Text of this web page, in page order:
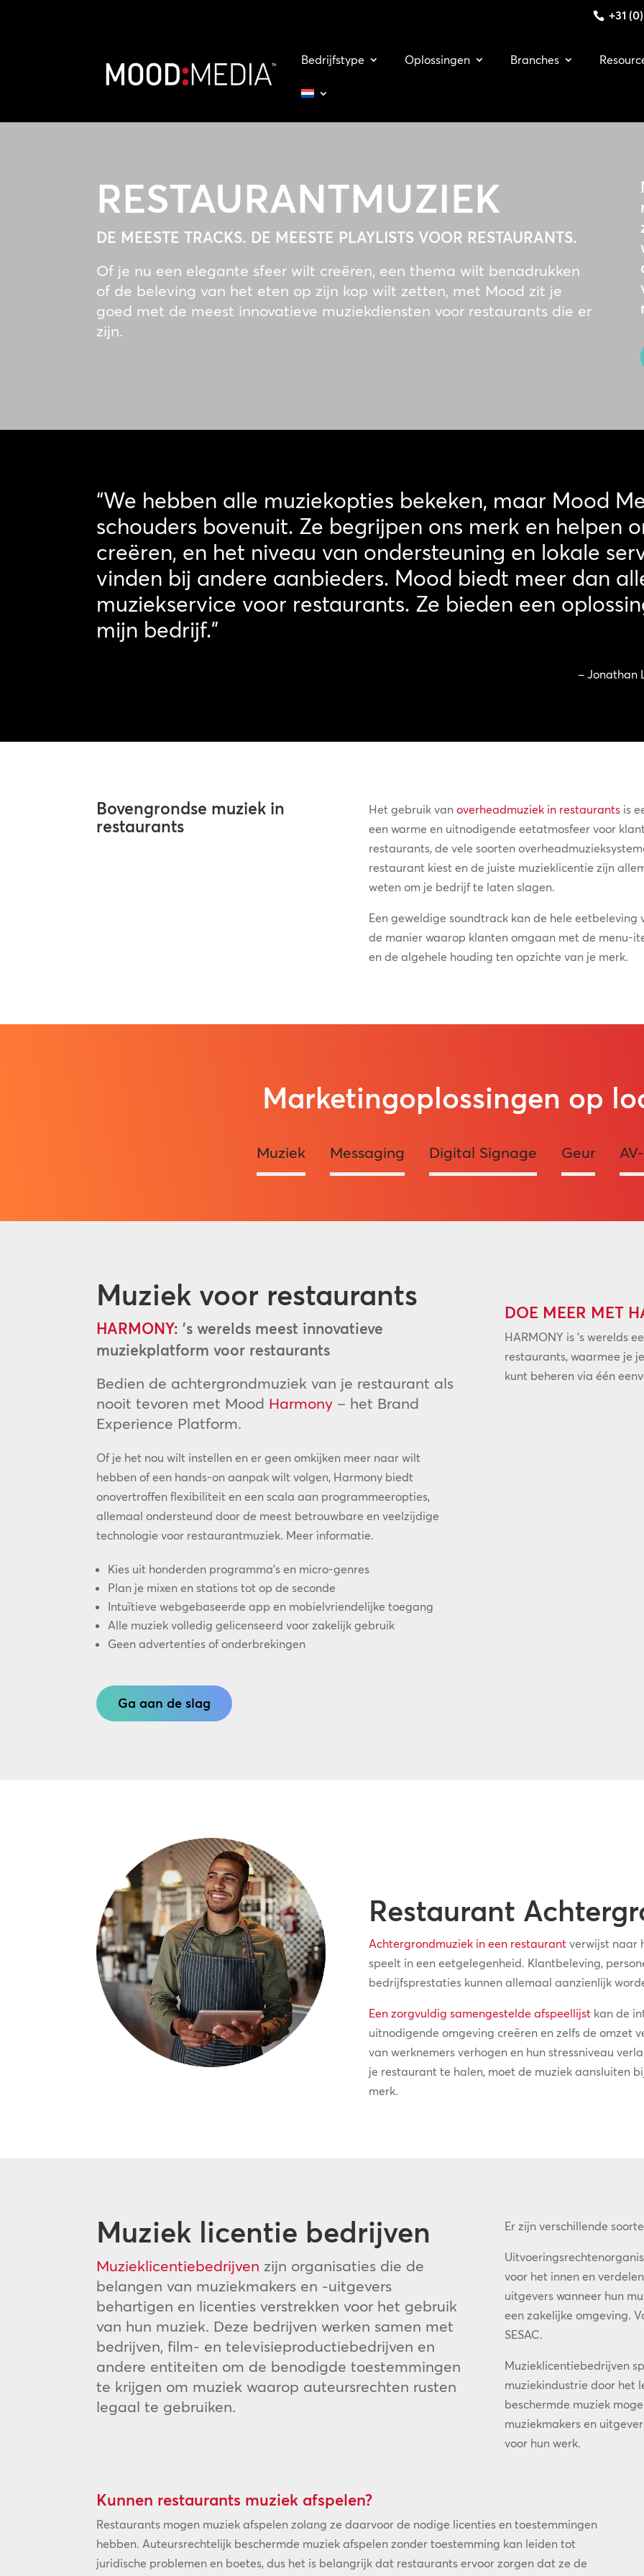
+31
Bedrijfstype Oplossingen Branches
RESTAURANTMUZIEK
DE MEESTE TRACKS. DE MEESTE PLAYLISTS VOOR RESTAURANTS.
Of je nu een elegante sfeer wilt creëren, een thema wilt benadrukken
of de beleving van het eten op zijn kop wilt zetten, met Mood zit je
goed met de meest innovatieve muziekdiensten voor restaurants die er
zijn.
“We hebben alle muziekopties bekeken, maar Mood
schouders bovenuit. Ze begrijpen ons merk en helpen
creëren, en het niveau van ondersteuning en lokale
vinden bij andere aanbieders. Mood biedt meer dan
muziekservice voor restaurants. Ze bieden een
mijn bedrijf.”
– Jonathan
Bovengrondse muziek in
restaurants
Het gebruik van overheadmuziek in restaurantsis
een warme en uitnodigende eetatmosfeer voor
restaurants, de vele soorten
restaurant kiest en de juiste muzieklicentie zijn
weten om je bedrijf te laten slagen.
Een geweldige soundtrack kan de hele
de manier waarop klanten omgaan met de menu-
en de algehele houding ten opzichte van je merk.
Marketingoplossingen op
Muziek Messaging Digital Signage Geur
Muziek voor restaurants
HARMONY: ’s werelds meest innovatieve
muziekplatform voor restaurants
Bedien de achtergrondmuziek van je restaurant als
nooit tevoren met Mood Harmony – het Brand
Experience Platform.
Of je het nou wilt instellen en er geen omkijken meer naar wilt
hebben of een hands-on aanpak wilt volgen, Harmony biedt
onovertroffen flexibiliteit en een scala aan programmeeropties,
allemaal ondersteund door de meest betrouwbare en veelzijdige
technologie voor restaurantmuziek. Meer informatie.
Kies uit honderden programma’s en micro-genres
Plan je mixen en stations tot op de seconde
Intuïtieve webgebaseerde app en mobielvriendelijke toegang
Alle muziek volledig gelicenseerd voor zakelijk gebruik
Geen advertenties of onderbrekingen
Ga aan de slag
DOE MEER MET
HARMONY is ’s werelds
restaurants, waarmee je
kunt beheren via één
Restaurant
Achtergrondmuziek in een restaurantverwijst naar
speelt in een eetgelegenheid. Klantbeleving,
bedrijfsprestaties kunnen allemaal aanzienlijk
Een zorgvuldig samengestelde afspeellijstkan de
uitnodigende omgeving creëren en zelfs de omzet
van werknemers verhogen en hun stressniveau
je restaurant te halen, moet de muziek aansluiten
merk.
Muziek licentie bedrijven
Muzieklicentiebedrijven zijn organisaties die de
belangen van muziekmakers en -uitgevers
behartigen en licenties verstrekken voor het gebruik
van hun muziek. Deze bedrijven werken samen met
bedrijven, film- en televisieproductiebedrijven en
andere entiteiten om de benodigde toestemmingen
te krijgen om muziek waarop auteursrechten rusten
legaal te gebruiken.
Er zijn verschillende
voor het innen en
uitgevers wanneer hun
een zakelijke omgeving.
SESAC.
Muzieklicentiebedrijven
muziekindustrie door het
beschermde muziek
muziekmakers en
voor hun werk.
Kunnen restaurants muziek afspelen?
Restaurants mogen muziek afspelen zolang ze daarvoor de nodige licenties en toestemmingen
hebben. Auteursrechtelijk beschermde muziek afspelen zonder toestemming kan leiden tot
juridische problemen en boetes, dus het is belangrijk dat restaurants ervoor zorgen dat ze de